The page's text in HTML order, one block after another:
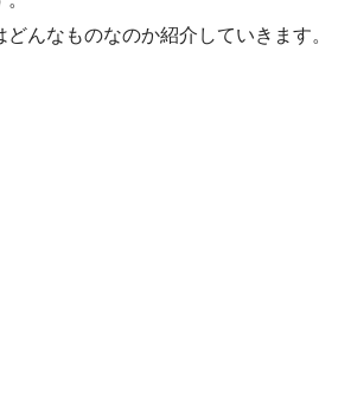
んなものなのか紹介していきます。